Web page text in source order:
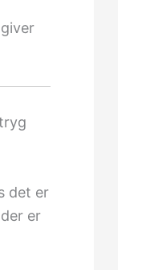
det er
er